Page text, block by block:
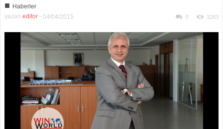
■ Haberler
yazan editor - 04/04/2015 0 3283